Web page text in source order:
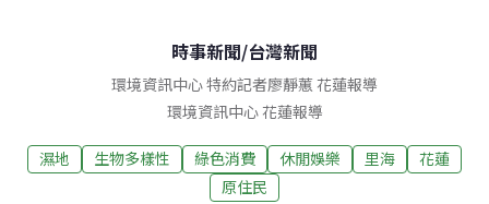
時事新聞/台灣新聞
環境資訊中心 特約記者廖靜蕙 花蓮報導
環境資訊中心 花蓮報導
濕地 生物多樣性 綠色消費 休閒娛樂 里海
花蓮
原住民